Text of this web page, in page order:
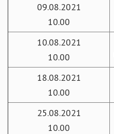
09.08.2021
10.00
10.08.2021
10.00
18.08.2021
10.00
25.08.2021
10.00